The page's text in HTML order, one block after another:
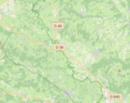
cette page au carnet